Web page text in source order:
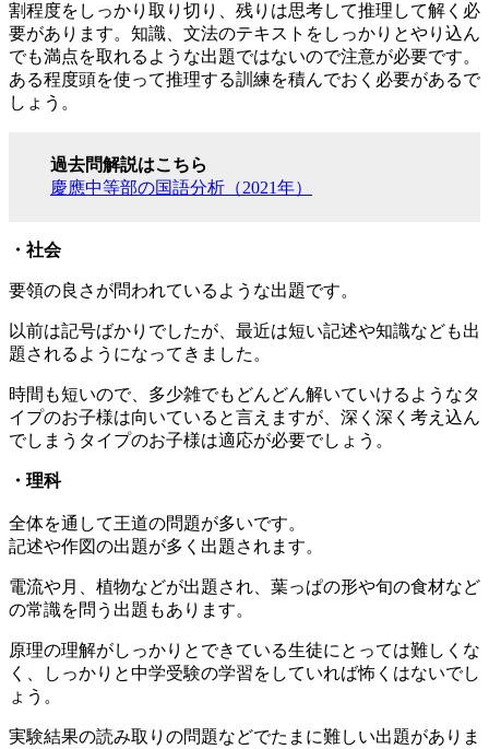
割程度をしっかり取り切り、残りは思考して推理して解く必
要があります。知識、文法のテキストをしっかりとやり込ん
でも満点を取れるような出題ではないので注意が必要です。
ある程度頭を使って推理する訓練を積んでおく必要があるで
しょう。
過去問解説はこちら
慶應中等部の国語分析（2021年）
・社会
要領の良さが問われているような出題です。
以前は記号ばかりでしたが、最近は短い記述や知識なども出
題されるようになってきました。
時間も短いので、多少雑でもどんどん解いていけるようなタ
イプのお子様は向いていると言えますが、深く深く考え込ん
でしまうタイプのお子様は適応が必要でしょう。
・理科
全体を通して王道の問題が多いです。
記述や作図の出題が多く出題されます。
電流や月、植物などが出題され、葉っぱの形や旬の食材など
の常識を問う出題もあります。
原理の理解がしっかりとできている生徒にとっては難しくな
く、しっかりと中学受験の学習をしていれば怖くはないでし
ょう。
実験結果の読み取りの問題などでたまに難しい出題がありま